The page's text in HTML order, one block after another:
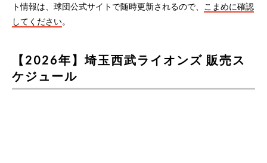
ト情報は、球団公式サイトで随時更新されるので、
こまめに確認
してください。
【2026年】埼玉西武ライオンズ 販売ス
ケジュール